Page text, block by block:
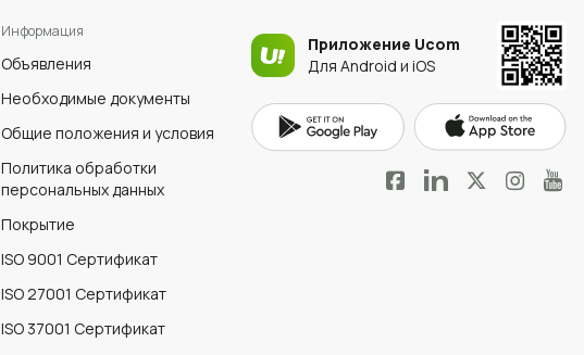
Информация
Объявления
Необходимые документы
Общие положения и условия
Политика обработки
персональных данных
Покрытие
ISO 9001 Сертификат
ISO 27001 Сертификат
ISO 37001 Сертификат
Приложение Ucom
Для Android и iOS